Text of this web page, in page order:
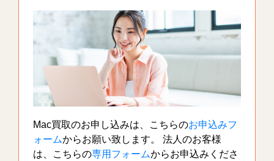
Mac買取のお申し込みは、こちらのお申込みフ
ォームからお願い致します。 法人のお客様
は、こちらの専用フォームからお申込みくださ